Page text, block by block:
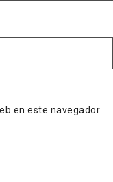
en este navegador